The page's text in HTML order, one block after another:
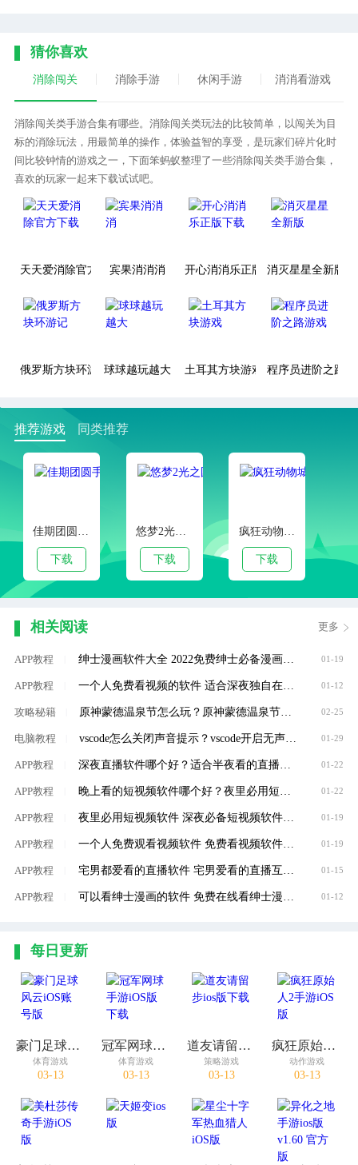
猜你喜欢
消除闯关 消除手游 休闲手游 消消看游戏
消除闯关类手游合集有哪些。消除闯关类玩法的比较简单，以闯关为目
标的消除玩法，用最简单的操作，体验益智的享受，是玩家们碎片化时
间比较钟情的游戏之一，下面笨蚂蚁整理了一些消除闯关类手游合集，
喜欢的玩家一起来下载试试吧。
天天爱消除官方下载宾果消消消 开心消消乐正版下载消灭星星全新版
俄罗斯方块环游记球球越玩越大 土耳其方块游戏 程序员进阶之路
推荐游戏 同类推荐
下载
悠梦2光之国的爱丽丝iOS版
下载 下载
相关阅读 更多
APP教程 绅士漫画软件大全 2022免费绅士必备漫画软件推荐 01-19
APP教程 一个人免费看视频的软件 适合深夜独自在家看的视频软件大全 01-12
攻略秘籍 原神蒙德温泉节怎么玩？原神蒙德温泉节玩法攻略 02-25
电脑教程 vscode怎么关闭声音提示？vscode开启无声通知方法介绍 01-29
APP教程 深夜直播软件哪个好？适合半夜看的直播软件大全 01-22
APP教程 01-22
APP教程 夜里必用短视频软件 深夜必备短视频软件大全 01-19
APP教程 一个人免费观看视频软件 免费看视频软件推荐 01-19
APP教程 01-15
APP教程 01-12
每日更新
豪门足球风云iOS账号版
体育游戏
03-13
冠军网球手游iOS版下载
体育游戏
03-13
道友请留步ios版下载
策略游戏
03-13
疯狂原始人2手游iOS版
动作游戏
03-13